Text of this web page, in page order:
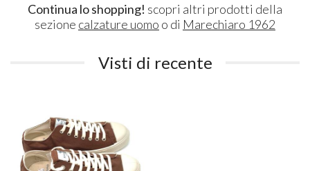
Continua lo shopping! scopri altri prodotti della
sezione calzature uomo o di Marechiaro 1962
Visti di recente